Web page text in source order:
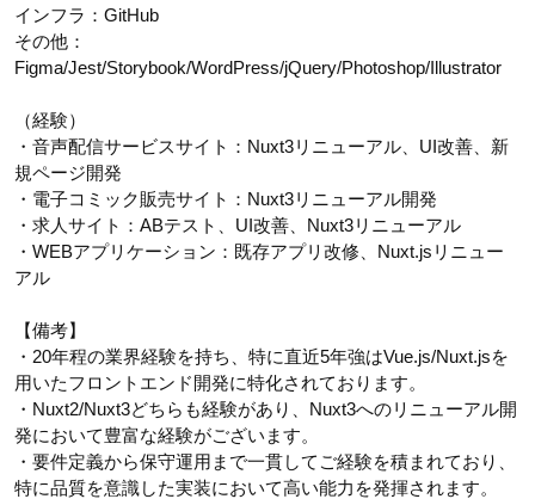
インフラ：GitHub
その他：
Figma/Jest/Storybook/WordPress/jQuery/Photoshop/Illustrator
（経験）
・音声配信サービスサイト：Nuxt3リニューアル、UI改善、新
規ページ開発
・電子コミック販売サイト：Nuxt3リニューアル開発
・求人サイト：ABテスト、UI改善、Nuxt3リニューアル
・WEBアプリケーション：既存アプリ改修、Nuxt.jsリニュー
アル
【備考】
・20年程の業界経験を持ち、特に直近5年強はVue.js/Nuxt.jsを
用いたフロントエンド開発に特化されております。
・Nuxt2/Nuxt3どちらも経験があり、Nuxt3へのリニューアル開
発において豊富な経験がございます。
・要件定義から保守運用まで一貫してご経験を積まれており、
特に品質を意識した実装において高い能力を発揮されます。